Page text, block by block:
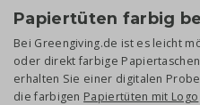
Papiertüten farbig
Bei Greengiving.de ist es leicht
oder direkt farbige
erhalten Sie einer digitalen
die farbigen Papiertüten mit Logo